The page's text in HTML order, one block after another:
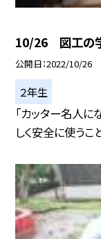
10/26 図工の
公開日 2022/10/26
２年生
「カッター名人に
しく安全に使うこ